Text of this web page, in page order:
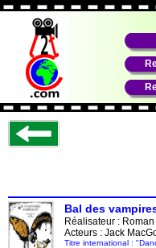
Bal des
Réalisateur : Roman
Acteurs : Jack
Titre international :